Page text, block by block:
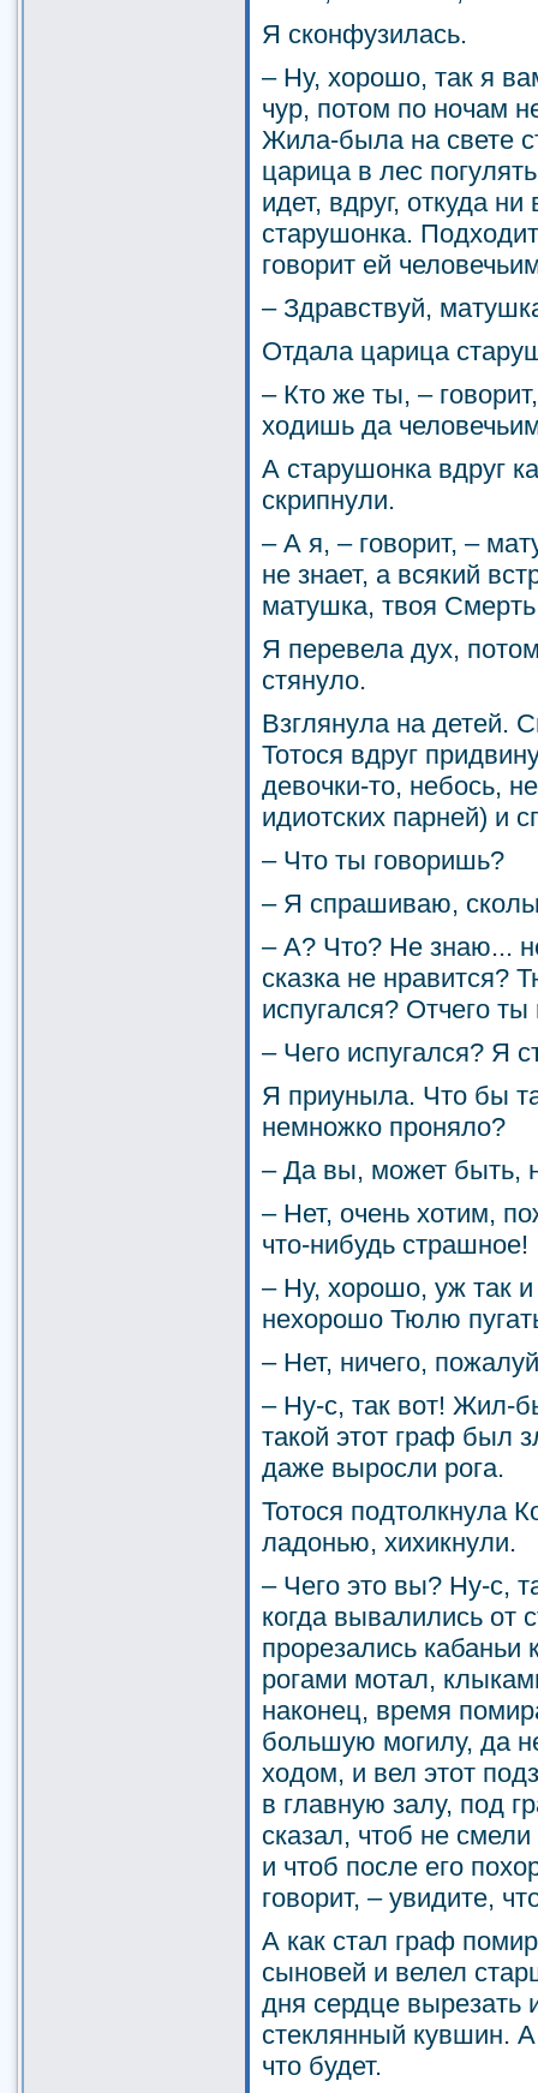
Я сконфузилась.
– Ну, хорошо, так я
чур, потом по ночам
Жила-была на свете
царица в лес
идет, вдруг, откуда
старушонка.
говорит ей
– Здравствуй,
Отдала царица
– Кто же ты, –
ходишь да
А старушонка вдруг
скрипнули.
– А я, – говорит, –
не знает, а всякий
матушка, твоя
Я перевела дух,
стянуло.
Взглянула на детей.
Тотося вдруг
девочки-то, небось,
идиотских парней) и
– Что ты говоришь?
– Я спрашиваю,
– А? Что? Не знаю...
сказка не нравится?
испугался? Отчего
– Чего испугался? Я
Я приуныла. Что бы
немножко проняло?
– Да вы, может быть,
– Нет, очень хотим,
что-нибудь страшное!
– Ну, хорошо, уж так
нехорошо Тюлю
– Нет, ничего,
– Ну-с, так вот! Жил-
такой этот граф был
даже выросли рога.
Тотося подтолкнула
ладонью, хихикнули.
– Чего это вы? Ну-с,
когда вывалились от
прорезались
рогами мотал,
наконец, время
большую могилу, да
ходом, и вел этот
в главную залу, под
сказал, чтоб не
и чтоб после его
говорит, – увидите,
А как стал граф
сыновей и велел
дня сердце вырезать
стеклянный кувшин.
что будет.